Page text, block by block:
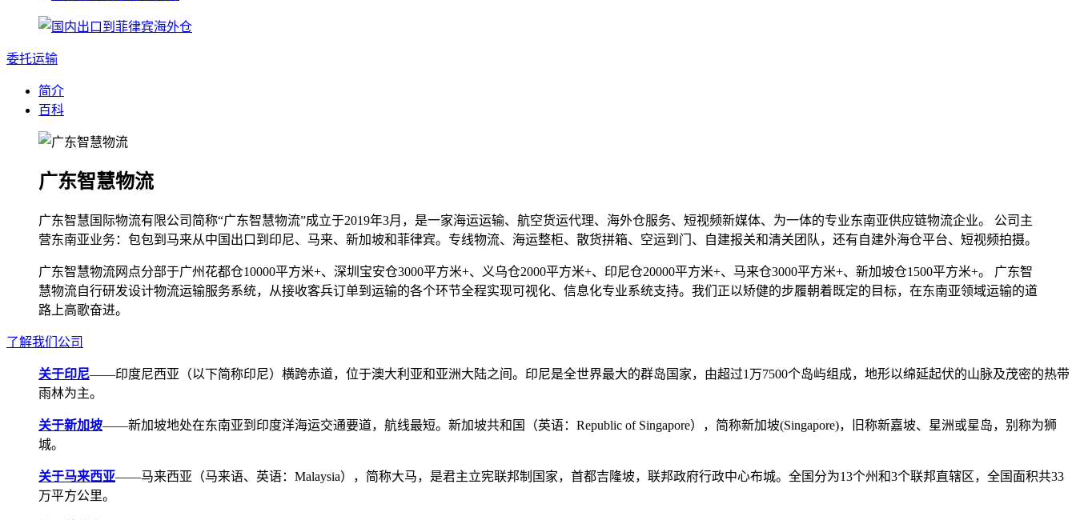
委托运输
简介
百科
广东智慧物流
广东智慧国际物流有限公司简称“广东智慧物流”成立于2019年3月，是一家海运运输、航空货运代理、海外仓服务、短视频新媒体、为一体的专业东南亚供应链物流企业。 公司主
营东南亚业务：包包到马来从中国出口到印尼、马来、新加坡和菲律宾。专线物流、海运整柜、散货拼箱、空运到门、自建报关和清关团队，还有自建外海仓平台、短视频拍摄。
广东智慧物流网点分部于广州花都仓10000平方米+、深圳宝安仓3000平方米+、义乌仓2000平方米+、印尼仓20000平方米+、马来仓3000平方米+、新加坡仓1500平方米+。 广东智
慧物流自行研发设计物流运输服务系统，从接收客兵订单到运输的各个环节全程实现可视化、信息化专业系统支持。我们正以矫健的步履朝着既定的目标，在东南亚领域运输的道
路上高歌奋进。
了解我们公司
关于印尼——印度尼西亚（以下简称印尼）横跨赤道，位于澳大利亚和亚洲大陆之间。印尼是全世界最大的群岛国家，由超过1万7500个岛屿组成，地形以绵延起伏的山脉及茂密的热带
雨林为主。
关于新加坡——新加坡地处在东南亚到印度洋海运交通要道，航线最短。新加坡共和国（英语：Republic of Singapore），简称新加坡(Singapore)，旧称新嘉坡、星洲或星岛，别称为狮
城。
关于马来西亚——马来西亚（马来语、英语：Malaysia），简称大马，是君主立宪联邦制国家，首都吉隆坡，联邦政府行政中心布城。全国分为13个州和3个联邦直辖区，全国面积共33
万平方公里。